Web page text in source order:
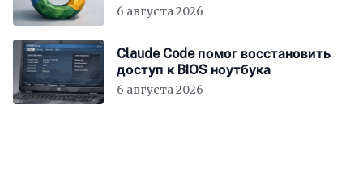
6 августа 2026
Claude Code помог восстановить
доступ к BIOS ноутбука
6 августа 2026